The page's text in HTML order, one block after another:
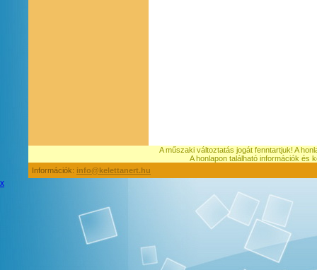
A műszaki változtatás jogát fenntartjuk! A
A honlapon található információk és
Információk: info@kelettanert.hu
x